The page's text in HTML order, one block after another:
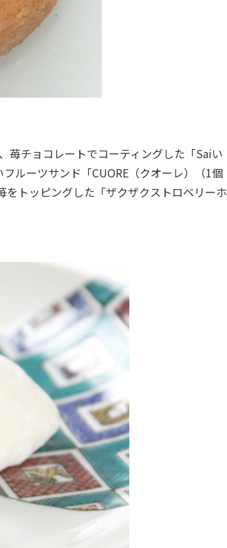
チョコレートでコーティングした「Saiい
ルーツサンド「CUORE（クオーレ）（1個
トッピングした「ザクザクストロベリーホ